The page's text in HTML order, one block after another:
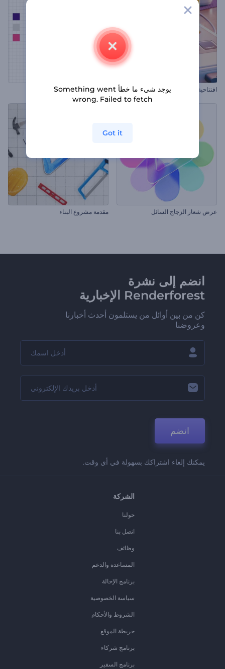
افتتاحية محرك الألعاب القديم كشف شعار مصمم
عرض شعار الزجاج السائل مقدمة مشروع البناء
انضم إلى نشرة
Renderforest الإخبارية
كن من بين أوائل من يستلمون أحدث أخبارنا
وعروضنا
انضم
يمكنك إلغاء اشتراكك بسهولة في أي وقت.
الشركة
حولنا
اتصل بنا
وظائف
المساعدة والدعم
برنامج الإحالة
سياسة الخصوصية
الشروط والأحكام
خريطة الموقع
برنامج شركاء
برنامج السفير
يوجد شيء ما خطأ Something went
wrong. Failed to fetch
Got it